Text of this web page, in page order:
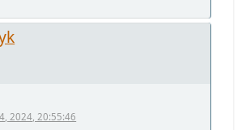
2024, 20:55:46